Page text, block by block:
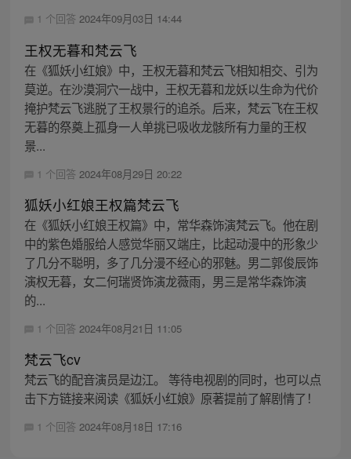
1 个回答 2024年09月03日 14:44
王权无暮和梵云飞
在《狐妖小红娘》中，王权无暮和梵云飞相知相交、引为
莫逆。在沙漠洞穴一战中，王权无暮和龙妖以生命为代价
掩护梵云飞逃脱了王权景行的追杀。后来，梵云飞在王权
无暮的祭奠上孤身一人单挑已吸收龙骸所有力量的王权
景...
1 个回答 2024年08月29日 20:22
狐妖小红娘王权篇梵云飞
在《狐妖小红娘王权篇》中，常华森饰演梵云飞。他在剧
中的紫色婚服给人感觉华丽又端庄，比起动漫中的形象少
了几分不聪明，多了几分漫不经心的邪魅。男二郭俊辰饰
演权无暮，女二何瑞贤饰演龙薇雨，男三是常华森饰演
的...
1 个回答 2024年08月21日 11:05
梵云飞cv
梵云飞的配音演员是边江。 等待电视剧的同时，也可以点
击下方链接来阅读《狐妖小红娘》原著提前了解剧情了！
1 个回答 2024年08月18日 17:16